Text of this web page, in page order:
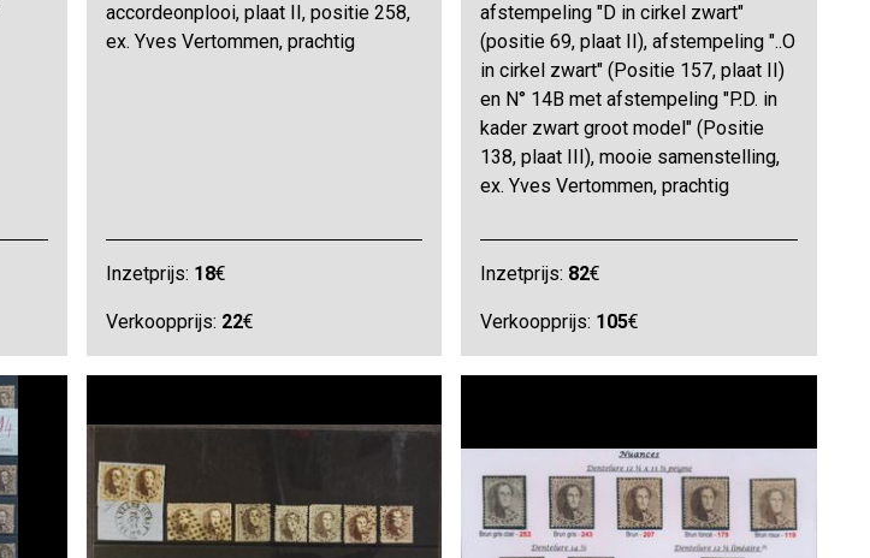
accordeonplooi, plaat II, positie 258,
ex. Yves Vertommen, prachtig
Inzetprijs: 18€
Verkoopprijs: 22€
afstempeling "D in cirkel zwart"
(positie 69, plaat II), afstempeling "..O
in cirkel zwart" (Positie 157, plaat II)
en N° 14B met afstempeling "P.D. in
kader zwart groot model" (Positie
138, plaat III), mooie samenstelling,
ex. Yves Vertommen, prachtig
Inzetprijs: 82€
Verkoopprijs: 105€